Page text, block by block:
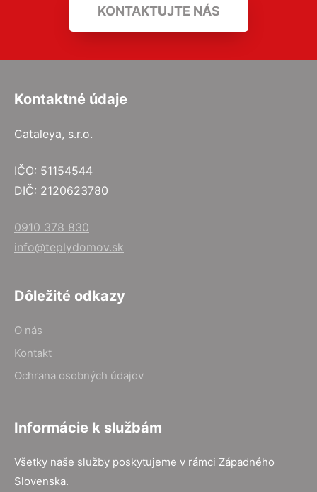
KONTAKTUJTE NÁS
Kontaktné údaje
Cataleya, s.r.o.
IČO: 51154544
DIČ: 2120623780
0910 378 830
info@teplydomov.sk
Dôležité odkazy
O nás
Kontakt
Ochrana osobných údajov
Informácie k službám
Všetky naše služby poskytujeme v rámci Západného
Slovenska.